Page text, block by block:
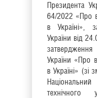
Президента
64/2022 «Про
в Україні»,
України від
України «Про
в Україні»
технічного